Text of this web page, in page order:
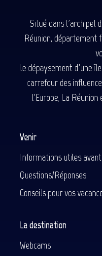
Situé dans l'archipel
Réunion, département
le dépaysement d'une
carrefour des
l'Europe, La
Venir
Informations utiles
Questions/Réponses
Conseils pour vos
La destination
Webcams